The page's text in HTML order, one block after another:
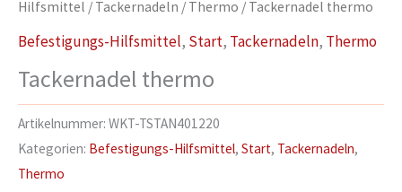
Hilfsmittel / Tackernadeln / Thermo / Tackernadel thermo
Befestigungs-Hilfsmittel, Start, Tackernadeln, Thermo
Tackernadel thermo
Artikelnummer: WKT-TSTAN401220
Kategorien: Befestigungs-Hilfsmittel, Start, Tackernadeln,
Thermo